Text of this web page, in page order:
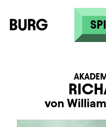
Direkt zum Inhalt
von